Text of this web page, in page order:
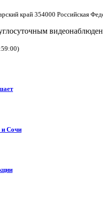
край 354000 Российская
и Сочи